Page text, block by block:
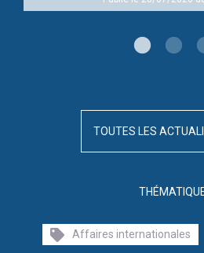
Affaires internationales
TOUTES LES